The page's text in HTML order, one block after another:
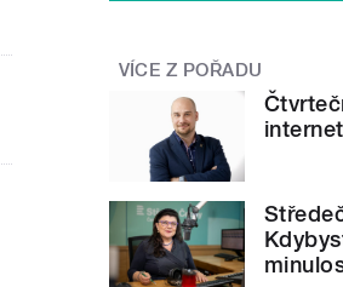
VÍCE Z POŘADU
internet